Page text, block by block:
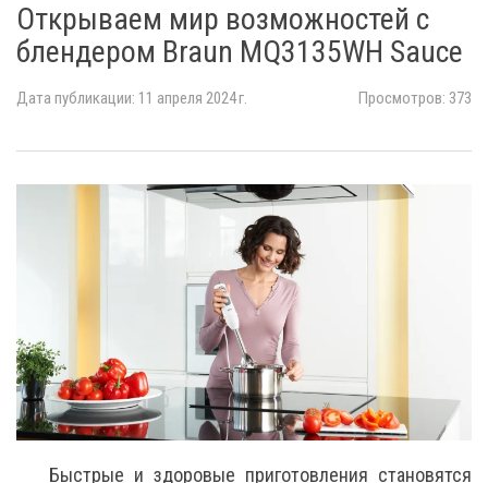
Открываем мир возможностей с
блендером Braun MQ3135WH Sauce
Дата публикации: 11 апреля 2024 г. Просмотров: 373
Быстрые и здоровые приготовления становятся